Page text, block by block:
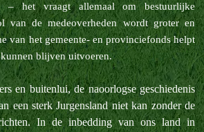
– het vraagt allemaal om bestuurlijke
van de medeoverheden wordt groter en
van het gemeente- en provinciefonds helpt
kunnen blijvenuitvoeren.
en buitenlui, de naoorlogse geschiedenis
een sterk Jurgensland niet kan zonder de
In de inbedding van ons land in